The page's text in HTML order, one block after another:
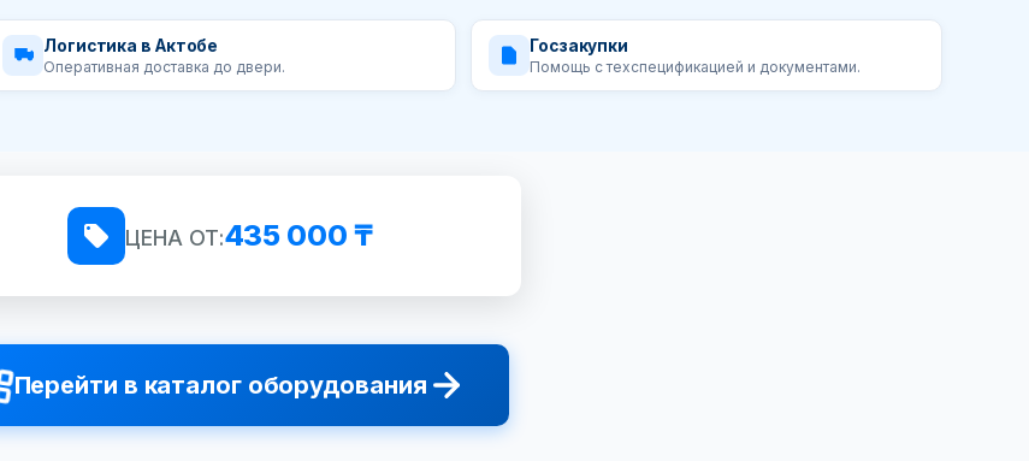
Логистика в Актобе
Оперативная доставка до двери.
Госзакупки
Помощь с техспецификацией и документами.
ЦЕНА ОТ:435 000 ₸
Перейти в каталог оборудования